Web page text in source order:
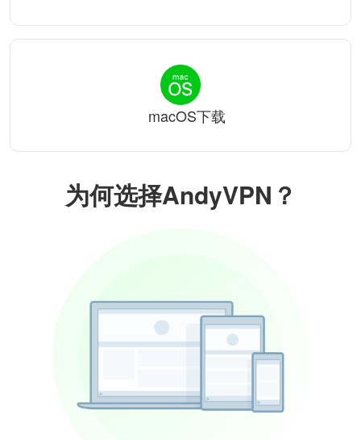
为何选择AndyVPN？
macOS下载